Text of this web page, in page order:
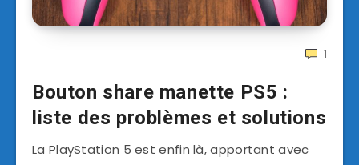
1
Bouton share manette PS5 :
liste des problèmes et solutions
La PlayStation 5 est enfin là, apportant avec